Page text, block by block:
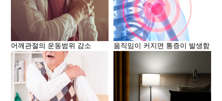
어깨관절의 운동범위 감소 움직임이 커지면 통증이 발생함